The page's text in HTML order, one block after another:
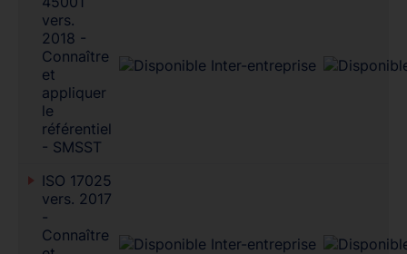
vers.
2018 -
Connaître
et
appliquer
le
référentiel
- SMSST
ISO 17025
vers. 2017
-
Connaître